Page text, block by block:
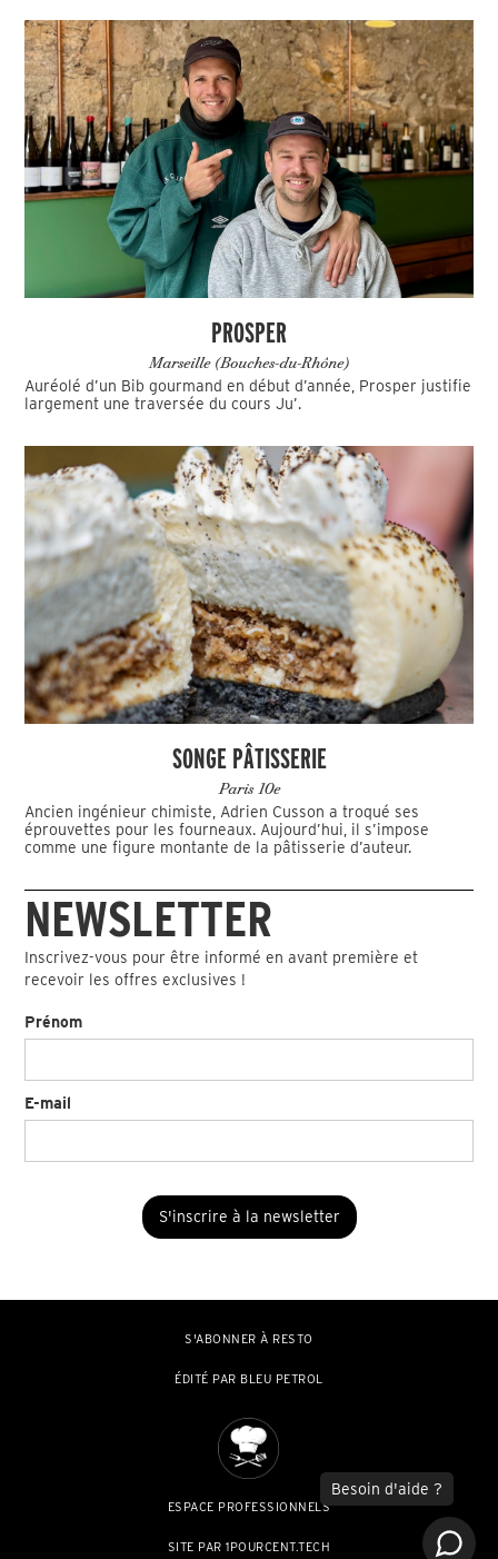
PROSPER
Marseille (Bouches-du-Rhône)
Auréolé d’un Bib gourmand en début d’année, Prosper justifie
largement une traversée du cours Ju’.
SONGE PÂTISSERIE
Paris 10e
Ancien ingénieur chimiste, Adrien Cusson a troqué ses
éprouvettes pour les fourneaux. Aujourd’hui, il s’impose
comme une figure montante de la pâtisserie d’auteur.
NEWSLETTER
Inscrivez-vous pour être informé en avant première et
recevoir les offres exclusives !
Prénom
E-mail
S'ABONNER À RESTO
ÉDITÉ PAR BLEU PETROL
ESPACE PROFESSIONNELS
SITE PAR 1POURCENT.TECH